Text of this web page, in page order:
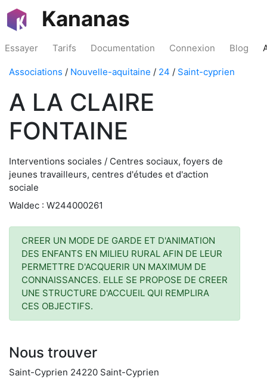
Kananas
Essayer Tarifs Documentation Connexion Blog
Associations / Nouvelle-aquitaine / 24 / Saint-cyprien
A LA CLAIRE
FONTAINE
Interventions sociales / Centres sociaux, foyers de
jeunes travailleurs, centres d'études et d'action
sociale
Waldec : W244000261
CREER UN MODE DE GARDE ET D'ANIMATION
DES ENFANTS EN MILIEU RURAL AFIN DE LEUR
PERMETTRE D'ACQUERIR UN MAXIMUM DE
CONNAISSANCES. ELLE SE PROPOSE DE CREER
UNE STRUCTURE D'ACCUEIL QUI REMPLIRA
CES OBJECTIFS.
Nous trouver
Saint-Cyprien 24220 Saint-Cyprien